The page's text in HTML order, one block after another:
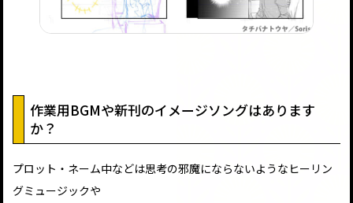
作業用BGMや新刊のイメージソングはあります
か？
プロット・ネーム中などは思考の邪魔にならないようなヒーリン
グミュージックや